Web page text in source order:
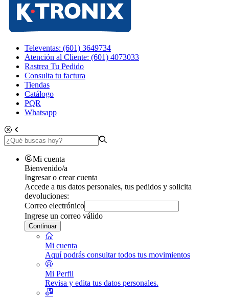
Televentas: (601) 3649734
Atención al Cliente: (601) 4073033
Rastrea Tu Pedido
Consulta tu factura
Tiendas
Catálogo
PQR
Whatsapp
Mi cuenta
Bienvenido/a
Ingresar o crear cuenta
Accede a tus datos personales, tus pedidos y solicita
devoluciones:
Correo electrónico
Ingrese un correo válido
Continuar
Mi cuenta
Aquí podrás consultar todos tus movimientos
Mi Perfil
Revisa y edita tus datos personales.